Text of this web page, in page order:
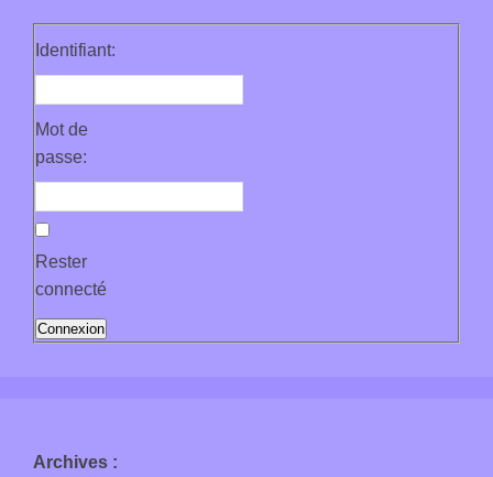
Identifiant:
Mot de
passe:
Rester
connecté
Connexion
Archives :